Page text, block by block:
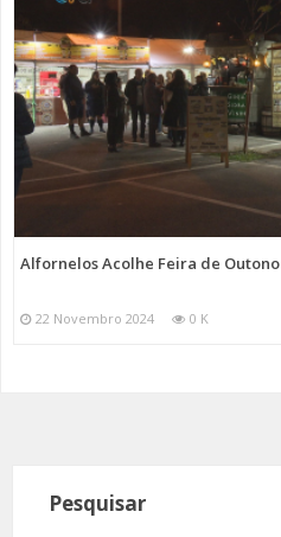
Alfornelos Acolhe Feira de Outono
22 Novembro 2024 0 K
Pesquisar